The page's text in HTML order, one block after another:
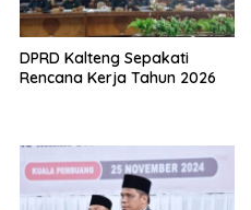
DPRD Kalteng Sepakati
Rencana Kerja Tahun 2026